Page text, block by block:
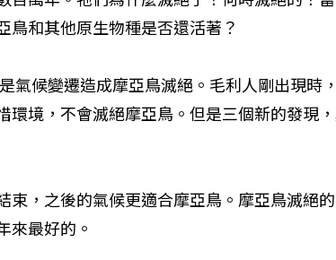
鳥和其他原生物種是否還活著？
氣候變遷造成摩亞鳥滅絕。毛利人剛出現時
環境，不會滅絕摩亞鳥。但是三個新的發現
束，之後的氣候更適合摩亞鳥。摩亞鳥滅絕
來最好的。